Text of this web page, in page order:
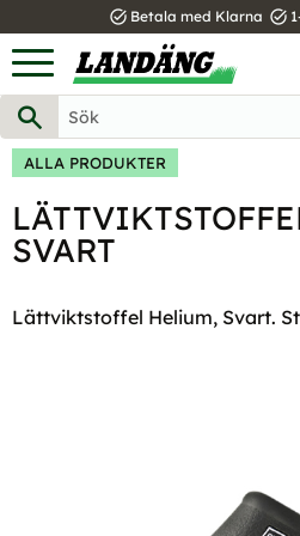
Meny
task_alt Betala med Klarna task_alt
ALLA PRODUKTER
SVART
Lättviktstoffel Helium, Svart.